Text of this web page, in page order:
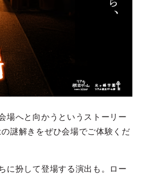
場へと向かうというストーリー
謎解きをぜひ会場でご体験くだ
に扮して登場する演出も。ロー